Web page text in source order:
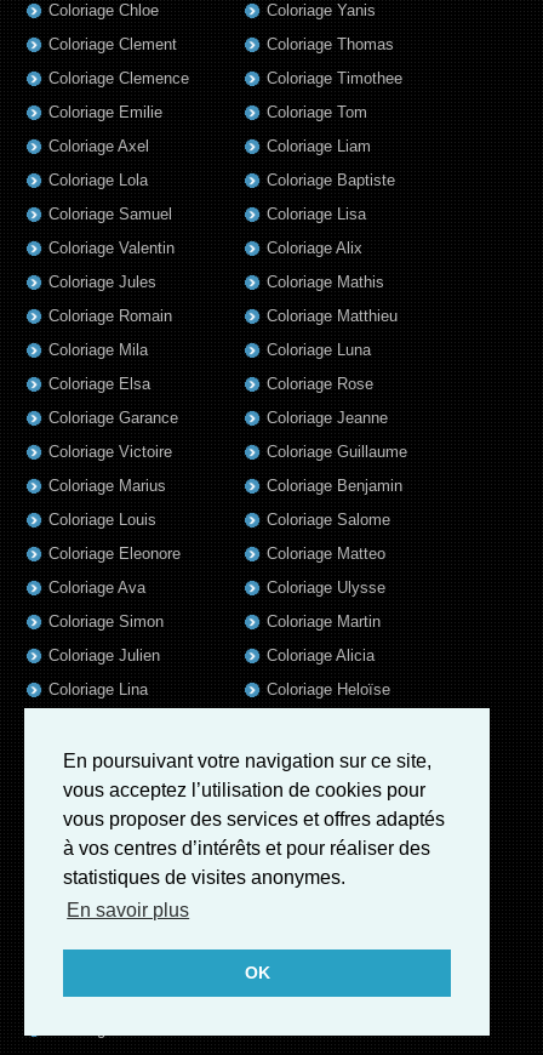
En poursuivant votre navigation sur ce site,
vous acceptez l’utilisation de cookies pour
vous proposer des services et offres adaptés
à vos centres d’intérêts et pour réaliser des
statistiques de visites anonymes.
En savoir plus
OK
Coloriage Chloe
Coloriage Clement
Coloriage Clemence
Coloriage Emilie
Coloriage Axel
Coloriage Lola
Coloriage Samuel
Coloriage Valentin
Coloriage Jules
Coloriage Romain
Coloriage Mila
Coloriage Elsa
Coloriage Garance
Coloriage Victoire
Coloriage Marius
Coloriage Louis
Coloriage Eleonore
Coloriage Ava
Coloriage Simon
Coloriage Julien
Coloriage Lina
Coloriage Arthur
Coloriage Noe
Coloriage William
Coloriage Yanis
Coloriage Thomas
Coloriage Timothee
Coloriage Tom
Coloriage Liam
Coloriage Baptiste
Coloriage Lisa
Coloriage Alix
Coloriage Mathis
Coloriage Matthieu
Coloriage Luna
Coloriage Rose
Coloriage Jeanne
Coloriage Guillaume
Coloriage Benjamin
Coloriage Salome
Coloriage Matteo
Coloriage Ulysse
Coloriage Martin
Coloriage Alicia
Coloriage Heloïse
Coloriage Rayan
Coloriage Iris
Coloriage Ambre
Coloriage Charles
Coloriage Oscar
Coloriage Pierre